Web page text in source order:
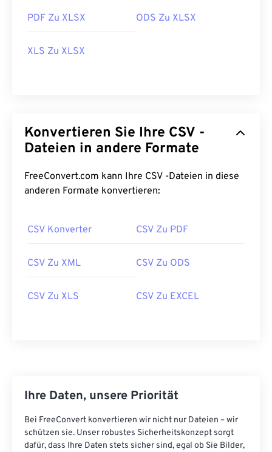
PDF Zu XLSX ODS Zu XLSX
XLS Zu XLSX
Konvertieren Sie Ihre CSV -
Dateien in andere Formate
FreeConvert.com kann Ihre CSV -Dateien in diese
anderen Formate konvertieren:
CSV Konverter CSV Zu PDF
CSV Zu XML CSV Zu ODS
CSV Zu XLS CSV Zu EXCEL
Ihre Daten, unsere Priorität
Bei FreeConvert konvertieren wir nicht nur Dateien – wir
schützen sie. Unser robustes Sicherheitskonzept sorgt
dafür, dass Ihre Daten stets sicher sind, egal ob Sie Bilder,